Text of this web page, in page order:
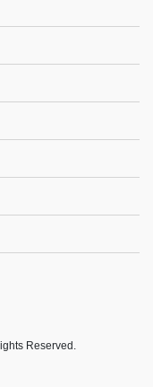
Reserved.